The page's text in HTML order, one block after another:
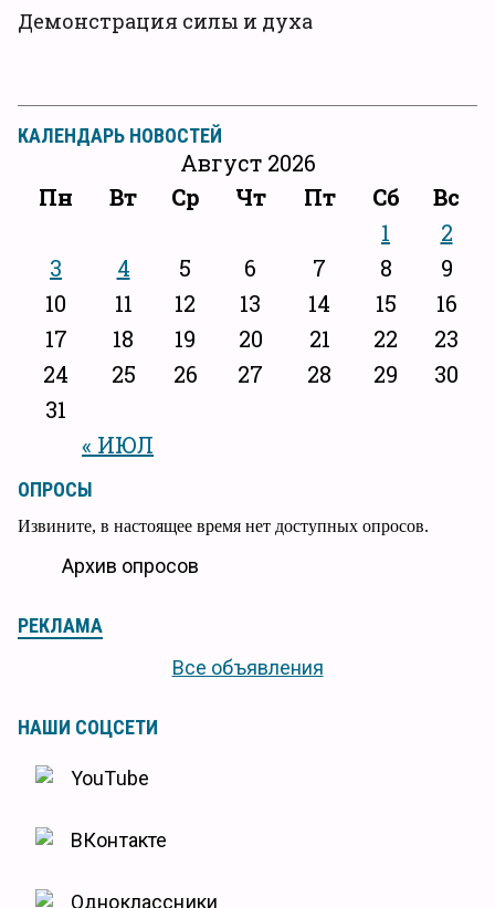
Демонстрация силы и духа
КАЛЕНДАРЬ НОВОСТЕЙ
Август 2026
Пн
Вт Ср Чт Пт Сб Вс
« ИЮЛ
1
2
3
4 5 6 7 8
9
10
11 12 13 14 15
16
17
18 19 20 21 22
23
24
25 26 27 28 29
30
31
ОПРОСЫ
Извините, в настоящее время нет доступных опросов.
Архив опросов
РЕКЛАМА
Все объявления
НАШИ СОЦСЕТИ
YouTube
ВКонтакте
Одноклассники